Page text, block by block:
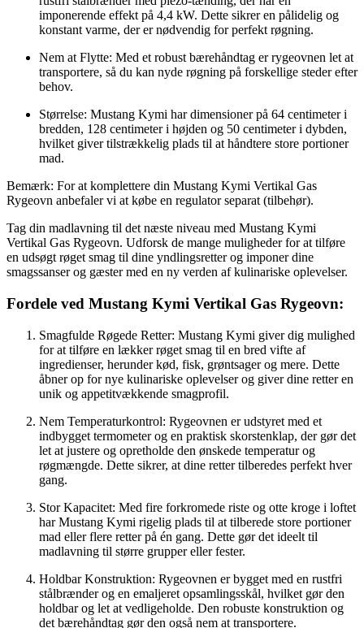
imponerende effekt på 4,4 kW. Dette sikrer en pålidelig og
konstant varme, der er nødvendig for perfekt røgning.
Nem at Flytte: Med et robust bærehåndtag er rygeovnen let at
transportere, så du kan nyde røgning på forskellige steder efter
behov.
Størrelse: Mustang Kymi har dimensioner på 64 centimeter i
bredden, 128 centimeter i højden og 50 centimeter i dybden,
hvilket giver tilstrækkelig plads til at håndtere store portioner
mad.
Bemærk: For at komplettere din Mustang Kymi Vertikal Gas
Rygeovn anbefaler vi at købe en regulator separat (tilbehør).
Tag din madlavning til det næste niveau med Mustang Kymi
Vertikal Gas Rygeovn. Udforsk de mange muligheder for at tilføre
en udsøgt røget smag til dine yndlingsretter og imponer dine
smagssanser og gæster med en ny verden af kulinariske oplevelser.
Fordele ved Mustang Kymi Vertikal Gas Rygeovn:
Smagfulde Røgede Retter: Mustang Kymi giver dig mulighed
for at tilføre en lækker røget smag til en bred vifte af
ingredienser, herunder kød, fisk, grøntsager og mere. Dette
åbner op for nye kulinariske oplevelser og giver dine retter en
unik og appetitvækkende smagprofil.
Nem Temperaturkontrol: Rygeovnen er udstyret med et
indbygget termometer og en praktisk skorstenklap, der gør det
let at justere og opretholde den ønskede temperatur og
røgmængde. Dette sikrer, at dine retter tilberedes perfekt hver
gang.
Stor Kapacitet: Med fire forkromede riste og otte kroge i loftet
har Mustang Kymi rigelig plads til at tilberede store portioner
mad eller flere retter på én gang. Dette gør det ideelt til
madlavning til større grupper eller fester.
Holdbar Konstruktion: Rygeovnen er bygget med en rustfri
stålbrænder og en emaljeret opsamlingsskål, hvilket gør den
holdbar og let at vedligeholde. Den robuste konstruktion og
det bærehåndtag gør den også nem at transportere.